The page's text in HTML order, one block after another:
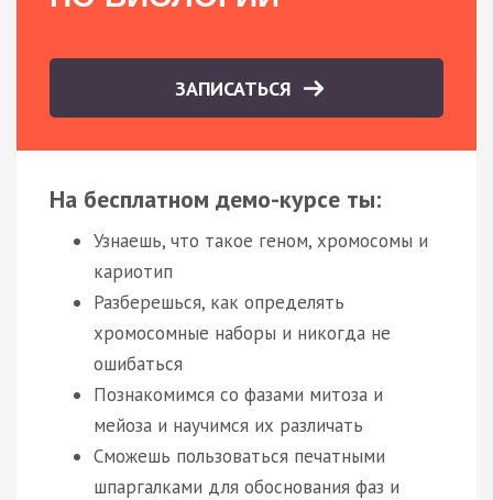
ЗАПИСАТЬСЯ
На бесплатном демо-курсе ты:
Узнаешь, что такое геном, хромосомы и
кариотип
Разберешься, как определять
хромосомные наборы и никогда не
ошибаться
Познакомимся со фазами митоза и
мейоза и научимся их различать
Сможешь пользоваться печатными
шпаргалками для обоснования фаз и